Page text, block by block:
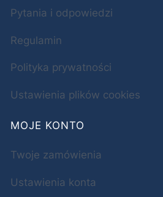
Pytania i odpowiedzi
Regulamin
Polityka prywatności
Ustawienia plików cookies
MOJE KONTO
Twoje zamówienia
Ustawienia konta